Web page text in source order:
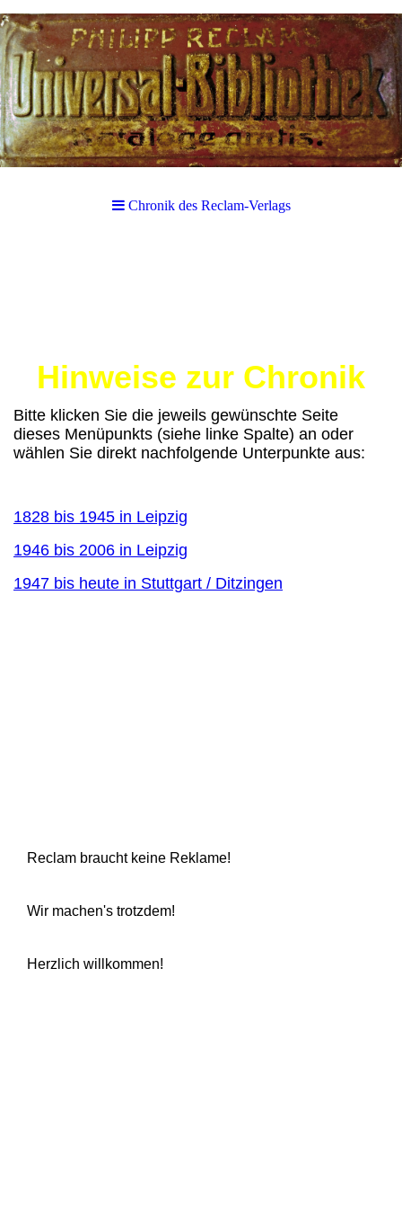
Chronik des Reclam-Verlags
Hinweise zur Chronik
Bitte klicken Sie die jeweils gewünschte Seite
dieses Menüpunkts (siehe linke Spalte) an oder
wählen Sie direkt nachfolgende Unterpunkte aus:
1828 bis 1945 in Leipzig
1946 bis 2006 in Leipzig
1947 bis heute in Stuttgart / Ditzingen
Reclam braucht keine Reklame!
Wir machen's trotzdem!
Herzlich willkommen!